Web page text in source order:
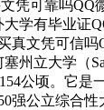
凭可靠吗QQ
学有毕业证
真文凭可信
立大学（
公顷。它是
强公立综合